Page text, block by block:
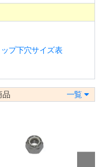
プ下穴サイズ表
品 一覧